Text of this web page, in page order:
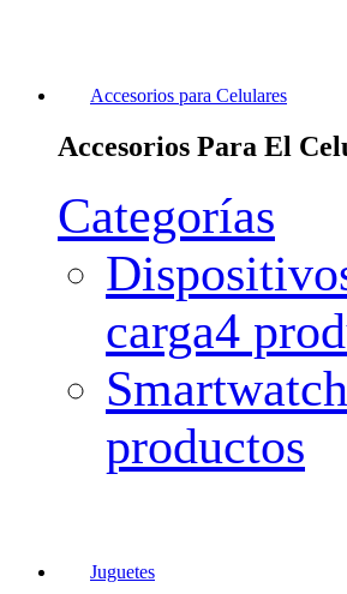
Accesorios para Celulares
Accesorios Para El
Categorías
carga4
productos
Juguetes